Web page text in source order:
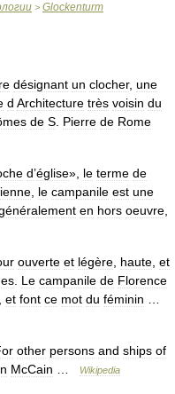
> Glockenturm
désignant un clocher, une
d Architecture très voisin du
de S Pierre de Rome
d’église», le terme de
le campanile est une
en hors oeuvre
ouverte et légère haute et
Le campanile de Florence
et font ce mot du féminin
other persons and ships of
McCain Wikipedia